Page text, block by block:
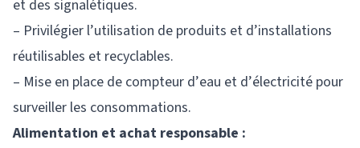
et des signalétiques.
– Privilégier l’utilisation de produits et d’installations
réutilisables et recyclables.
– Mise en place de compteur d’eau et d’électricité pour
surveiller les consommations.
Alimentation et achat responsable :